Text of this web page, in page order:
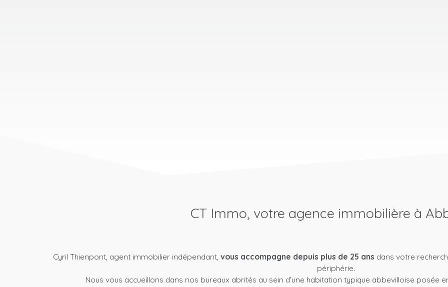
CT Immo, votre agence immobilière à
Cyril Thienpont, agent immobilier indépendant, vous accompagne depuis plus de 25 ans dans votre
périphérie.
Nous vous accueillons dans nos bureaux abrités au sein d’une habitation typique abbevilloise posée